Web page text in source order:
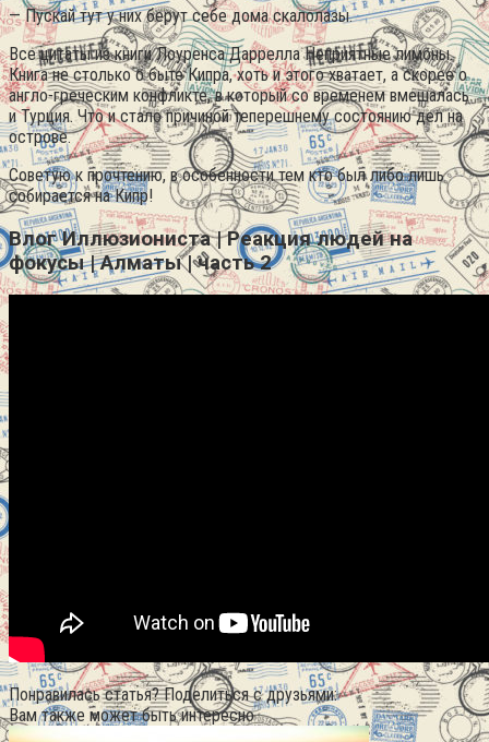
— Пускай тут у них берут себе дома скалолазы.
Все цитаты из книги Лоуренса Даррелла Неприятные лимоны.
Книга не столько о быте Кипра, хоть и этого хватает, а скорее о
англо-греческим конфликте, в который со временем вмешалась
и Турция. Что и стало причиной теперешнему состоянию дел на
острове.
Советую к прочтению, в особенности тем кто был либо лишь
собирается на Кипр!
Влог Иллюзиониста | Реакция людей на
фокусы | Алматы | часть 2
Понравилась статья? Поделиться с друзьями:
Вам также может быть интересно